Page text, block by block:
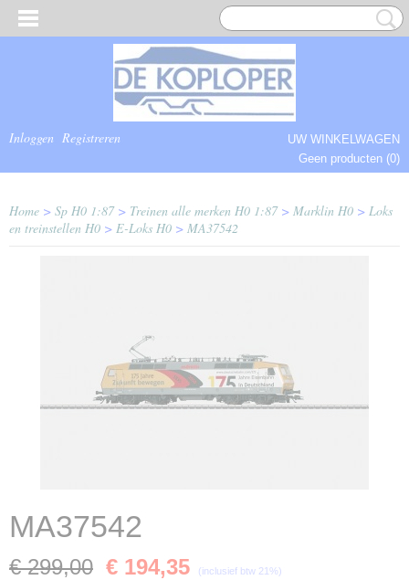
Inloggen Registreren
UW WINKELWAGEN
Geen producten (0)
Home > Sp H0 1:87> Treinen alle merken H0 1:87> Marklin H0 > Loks
en treinstellen H0 > E-Loks H0 > MA37542
MA37542
€ 299,00 € 194,35 (inclusief btw 21%)